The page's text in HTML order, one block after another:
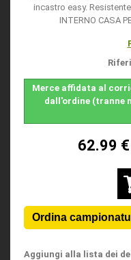
incastro easy. Resistente
INTERNO CASA
Merce affidata al
dall'ordine (tranne
62.99 €
Aggiungi alla lista dei